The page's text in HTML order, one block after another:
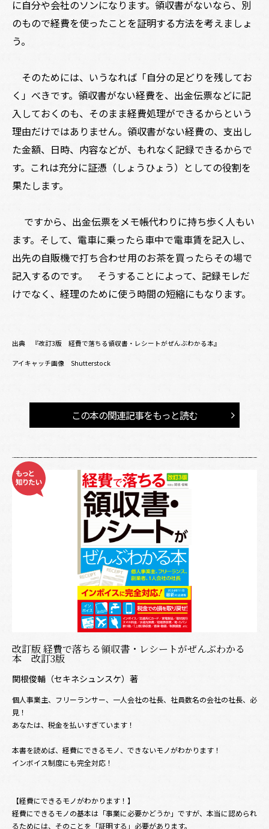
に自分や会社のソンになります。領収書がないなら、別
のもので経費を使ったことを証明する方法を考えましょ
う。
そのためには、いうなれば「自分の足どりを残してお
く」べきです。領収書がない経費を、出金伝票などに記
入しておくのも、そのまま経費処理ができるからという
理由だけではありません。領収書がない経費の、支出し
た金額、日時、内容などが、もれなく記録できるからで
す。これは充分に証憑（しょうひょう）としての役割を
果たします。
ですから、出金伝票をメモ帳代わりに持ち歩く人もい
ます。そして、電車に乗ったら車中で電車賃を記入し、
出先の自販機で打ち合わせ用のお茶を買ったらその場で
記入するのです。 そうすることによって、記録モレだ
けでなく、経理のために使う時間の短縮にもなります。
出典 『改訂3版 経費で落ちる領収書・レシートがぜんぶわかる本』
アイキャッチ画像 Shutterstock
この本の関連記事をもっと読む
改訂版 経費で落ちる領収書・レシートがぜんぶわかる
本 改訂3版
関根俊輔（セキネシュンスケ）著
個人事業主、フリーランサー、一人会社の社長、社員数名の会社の社長、必
見！
あなたは、税金を払いすぎています！
本書を読めば、経費にできるモノ、できないモノがわかります！
インボイス制度にも完全対応！
【経費にできるモノがわかります！】
経費にできるモノの基本は「事業に必要かどうか」ですが、本当に認められ
るためには、そのことを「証明する」必要があります。